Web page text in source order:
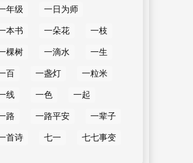
年级 一日为师
本书 一朵花 一枝
棵树 一滴水 一生
百 一盏灯 一粒米
线 一色 一起
路 一路平安 一辈子
首诗 七一 七七事变